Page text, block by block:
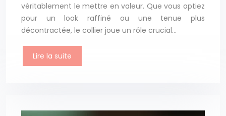
véritablement le mettre en valeur. Que vous optiez
pour un look raffiné ou une tenue plus
décontractée, le collier joue un rôle crucial…
Lire la suite